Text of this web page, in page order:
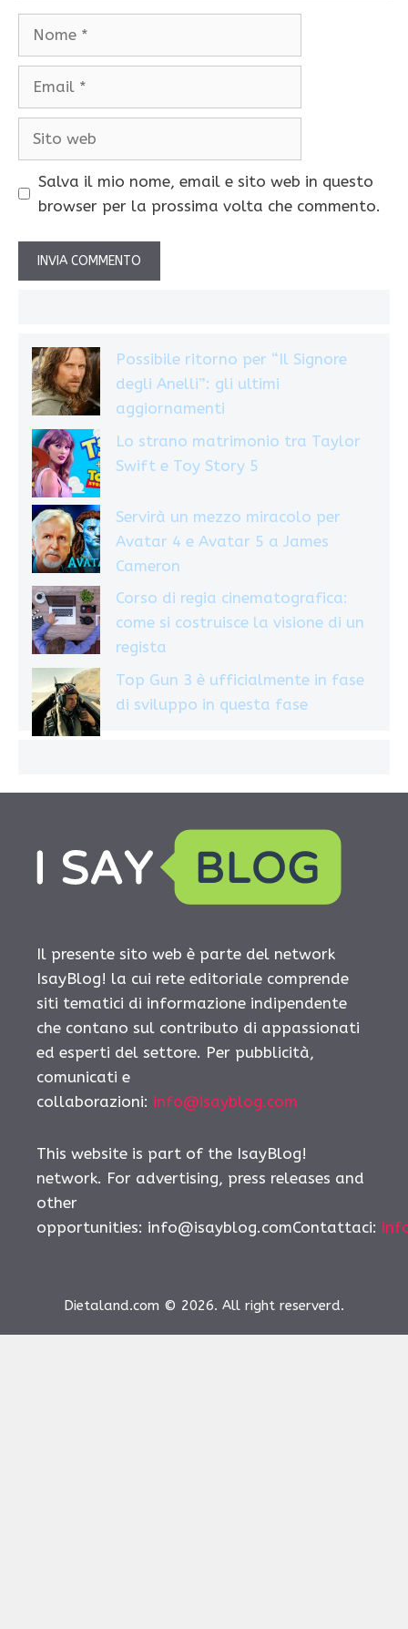
Salva il mio nome, email e sito web in questo
browser per la prossima volta che commento.
Possibile ritorno per “Il Signore
degli Anelli”: gli ultimi
aggiornamenti
Lo strano matrimonio tra Taylor
Swift e Toy Story 5
Servirà un mezzo miracolo per
Avatar 4 e Avatar 5 a James
Cameron
Corso di regia cinematografica:
come si costruisce la visione di un
regista
Top Gun 3 è ufficialmente in fase
di sviluppo in questa fase
Il presente sito web è parte del network
IsayBlog! la cui rete editoriale comprende
siti tematici di informazione indipendente
che contano sul contributo di appassionati
ed esperti del settore. Per pubblicità,
comunicati e
collaborazioni: info@isayblog.com
This website is part of the IsayBlog!
network. For advertising, press releases and
other
opportunities: info@isayblog.comContattaci:
Dietaland.com © 2026. All right reserverd.